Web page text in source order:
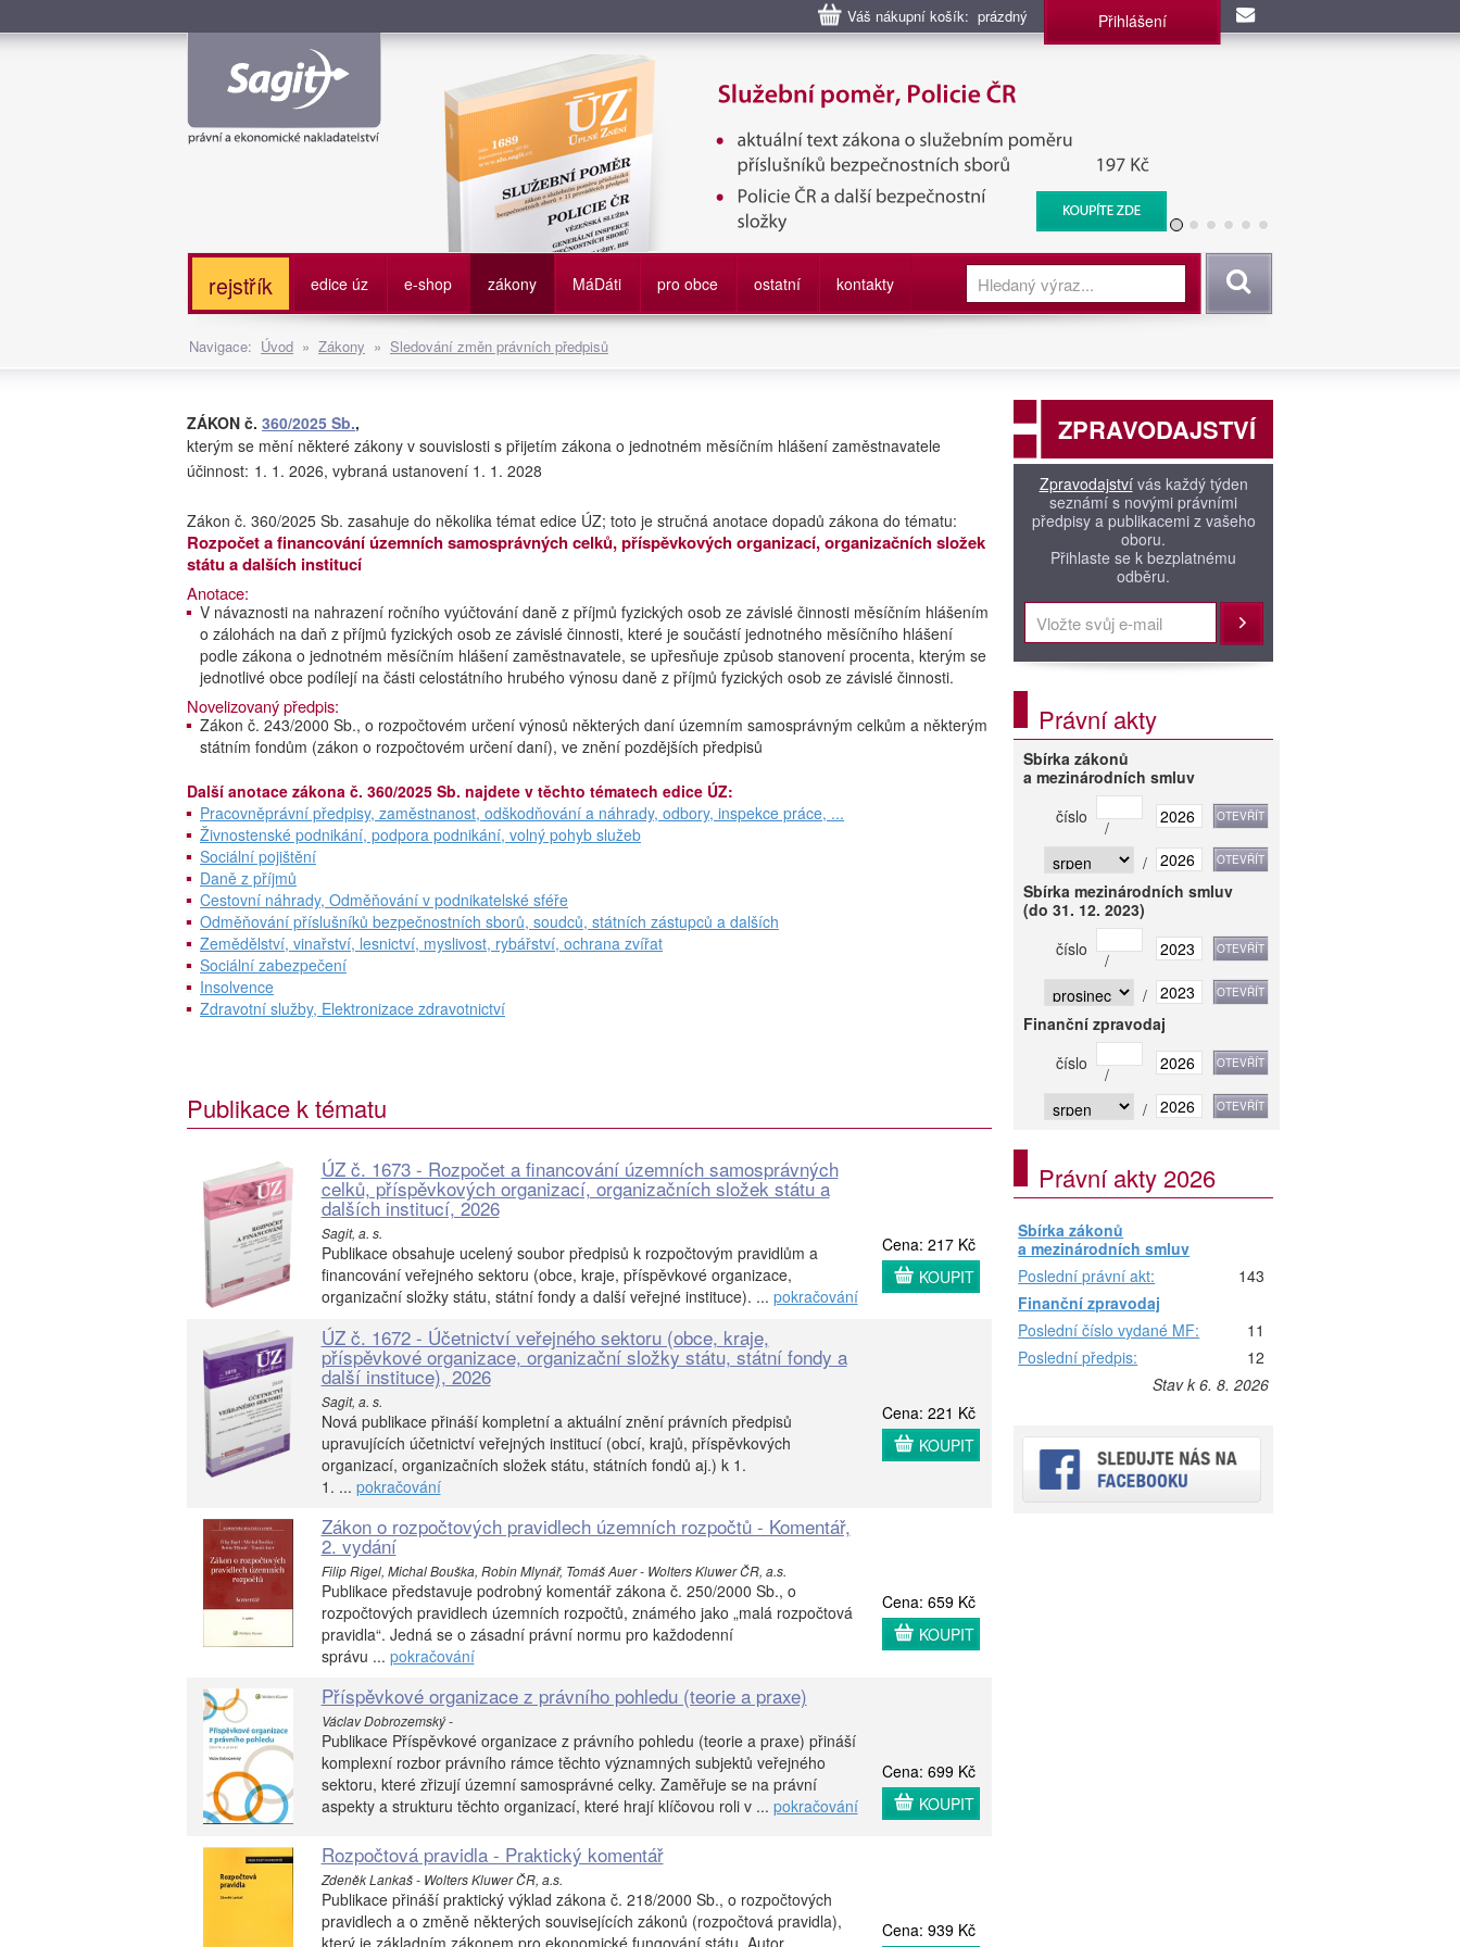
Váš nákupní košík: prázdný Přihlášení
Služební poměr příslušníků bezpečnostních sborů, Policie ČR, Vězeňská služba, BIS, Zpravodajské
služby
rejstřík edice úz e-shop zákony MáDáti pro obce ostatní kontakty Vyhledat
Navigace: Úvod » Zákony » Sledování změn právních předpisů
ZÁKON č. 360/2025 Sb.,
kterým se mění některé zákony v souvislosti s přijetím zákona o jednotném měsíčním hlášení zaměstnavatele
účinnost: 1. 1. 2026, vybraná ustanovení 1. 1. 2028
Zákon č. 360/2025 Sb. zasahuje do několika témat edice ÚZ; toto je stručná anotace dopadů zákona do tématu:
Rozpočet a financování územních samosprávných celků, příspěvkových organizací, organizačních složek
státu a dalších institucí
Anotace:
V návaznosti na nahrazení ročního vyúčtování daně z příjmů fyzických osob ze závislé činnosti měsíčním hlášením
o zálohách na daň z příjmů fyzických osob ze závislé činnosti, které je součástí jednotného měsíčního hlášení
podle zákona o jednotném měsíčním hlášení zaměstnavatele, se upřesňuje způsob stanovení procenta, kterým se
jednotlivé obce podílejí na části celostátního hrubého výnosu daně z příjmů fyzických osob ze závislé činnosti.
Novelizovaný předpis:
Zákon č. 243/2000 Sb., o rozpočtovém určení výnosů některých daní územním samosprávným celkům a některým
státním fondům (zákon o rozpočtovém určení daní), ve znění pozdějších předpisů
Další anotace zákona č. 360/2025 Sb. najdete v těchto tématech edice ÚZ:
Pracovněprávní předpisy, zaměstnanost, odškodňování a náhrady, odbory, inspekce práce, ...
Živnostenské podnikání, podpora podnikání, volný pohyb služeb
Sociální pojištění
Daně z příjmů
Cestovní náhrady, Odměňování v podnikatelské sféře
Odměňování příslušníků bezpečnostních sborů, soudců, státních zástupců a dalších
Zemědělství, vinařství, lesnictví, myslivost, rybářství, ochrana zvířat
Sociální zabezpečení
Insolvence
Zdravotní služby, Elektronizace zdravotnictví
Publikace k tématu
ÚZ č. 1673 - Rozpočet a financování územních samosprávných
celků, příspěvkových organizací, organizačních složek státu a
dalších institucí, 2026
Sagit, a. s.
Publikace obsahuje ucelený soubor předpisů k rozpočtovým pravidlům a
financování veřejného sektoru (obce, kraje, příspěvkové organizace,
organizační složky státu, státní fondy a další veřejné instituce). ... pokračování
Cena: 217 Kč
KOUPIT
ÚZ č. 1672 - Účetnictví veřejného sektoru (obce, kraje,
příspěvkové organizace, organizační složky státu, státní fondy a
další instituce), 2026
Sagit, a. s.
Nová publikace přináší kompletní a aktuální znění právních předpisů
upravujících účetnictví veřejných institucí (obcí, krajů, příspěvkových
organizací, organizačních složek státu, státních fondů aj.) k 1.
1. ... pokračování
Cena: 221 Kč
KOUPIT
Zákon o rozpočtových pravidlech územních rozpočtů - Komentář,
2. vydání
Filip Rigel, Michal Bouška, Robin Mlynář, Tomáš Auer - Wolters Kluwer ČR, a.s.
Publikace představuje podrobný komentář zákona č. 250/2000 Sb., o
rozpočtových pravidlech územních rozpočtů, známého jako „malá rozpočtová
pravidla“. Jedná se o zásadní právní normu pro každodenní
správu ... pokračování
Cena: 659 Kč
KOUPIT
Příspěvkové organizace z právního pohledu (teorie a praxe)
Václav Dobrozemský -
Publikace Příspěvkové organizace z právního pohledu (teorie a praxe) přináší
komplexní rozbor právního rámce těchto významných subjektů veřejného
sektoru, které zřizují územní samosprávné celky. Zaměřuje se na právní
aspekty a strukturu těchto organizací, které hrají klíčovou roli v ... pokračování
Cena: 699 Kč
KOUPIT
Rozpočtová pravidla - Praktický komentář
Zdeněk Lankaš - Wolters Kluwer ČR, a.s.
Publikace přináší praktický výklad zákona č. 218/2000 Sb., o rozpočtových
pravidlech a o změně některých souvisejících zákonů (rozpočtová pravidla),
Cena: 939 Kč
ZPRAVODAJSTVÍ
Zpravodajstvívás každý týden
seznámí s novými právními
předpisy a publikacemi z vašeho
oboru.
Přihlaste se k bezplatnému
odběru.
Přihlásit
Právní akty
Sbírka zákonů
a mezinárodních smluv
číslo
/
/
Sbírka mezinárodních smluv
(do 31. 12. 2023)
číslo
/
/
Finanční zpravodaj
číslo
/
/
Právní akty 2026
Sbírka zákonů
a mezinárodních smluv
Poslední právní akt:
143
Finanční zpravodaj
Poslední číslo vydané MF:
11
Poslední předpis:
12
Stav k 6. 8. 2026